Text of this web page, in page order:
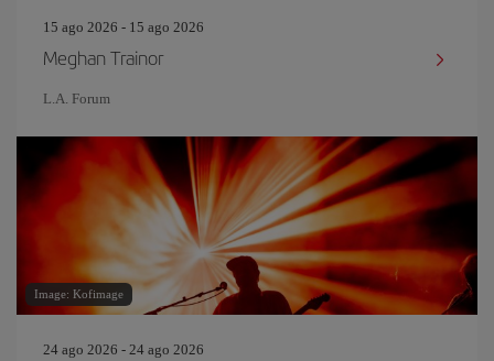
15 ago 2026 - 15 ago 2026
Meghan Trainor
L.A. Forum
Image: Kofimage
24 ago 2026 - 24 ago 2026